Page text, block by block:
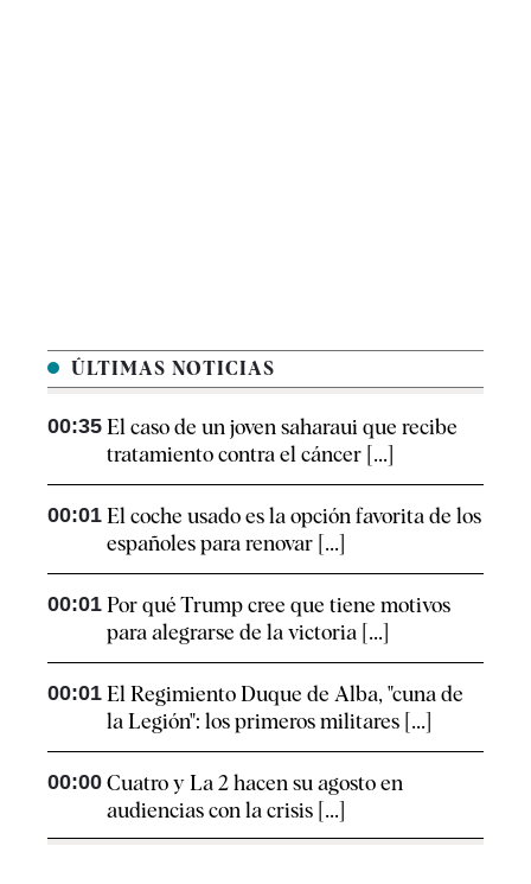
ÚLTIMAS NOTICIAS
00:35 El caso de un joven saharaui que recibe
tratamiento contra el cáncer [...]
00:01 El coche usado es la opción favorita de los
españoles para renovar [...]
00:01 Por qué Trump cree que tiene motivos
para alegrarse de la victoria [...]
00:01 El Regimiento Duque de Alba, "cuna de
la Legión": los primeros militares [...]
00:00 Cuatro y La 2 hacen su agosto en
audiencias con la crisis [...]